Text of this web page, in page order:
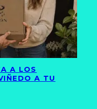
A LOS
A TU